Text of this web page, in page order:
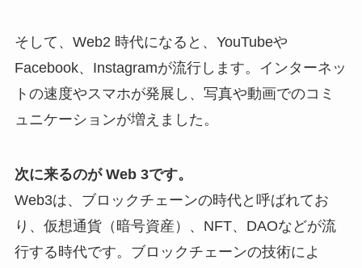
そして、Web2 時代になると、YouTubeや
Facebook、Instagramが流行します。インターネッ
トの速度やスマホが発展し、写真や動画でのコミ
ュニケーションが増えました。
次に来るのが Web 3です。
Web3は、ブロックチェーンの時代と呼ばれてお
り、仮想通貨（暗号資産）、NFT、DAOなどが流
行する時代です。ブロックチェーンの技術によ